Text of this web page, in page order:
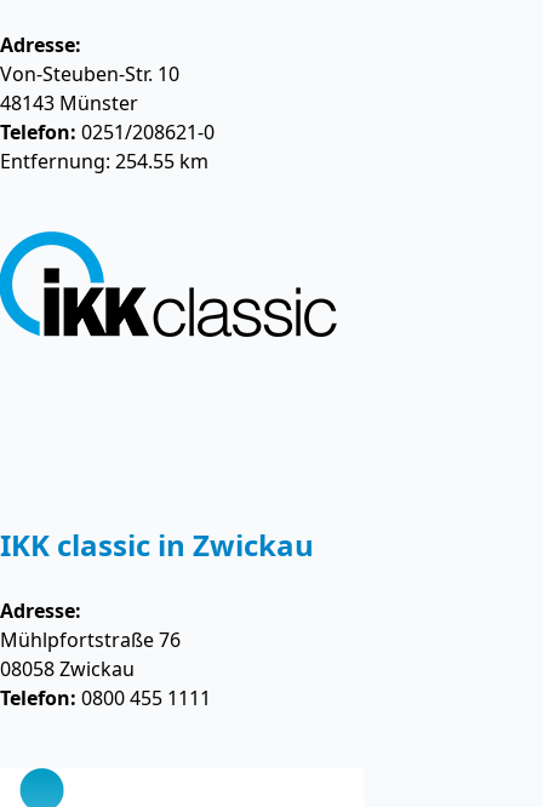
Adresse:
Von-Steuben-Str. 10
48143 Münster
Telefon: 0251/208621-0
Entfernung: 254.55 km
IKK classic in Zwickau
Adresse:
Mühlpfortstraße 76
08058Zwickau
Telefon: 0800 455 1111